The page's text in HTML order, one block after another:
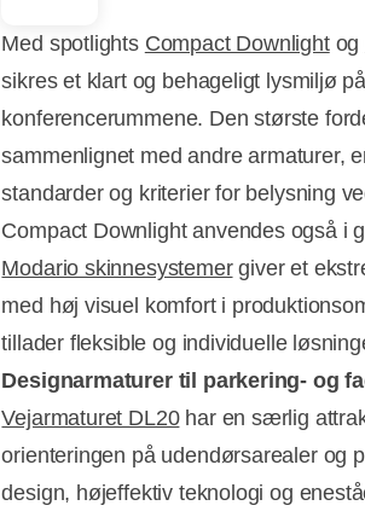
Med spotlights Compact Downlightog
sikres et klart og behageligt lysmiljø
konferencerummene. Den største
sammenlignet med andre armaturer,
standarder og kriterier for belysning
Compact Downlight anvendes også i
Modario skinnesystemergiver et
med høj visuel komfort i
tillader fleksible og individuelle
Designarmaturer til parkering- og
Vejarmaturet DL20har en særlig
orienteringen på udendørsarealer og
design, højeffektiv teknologi og